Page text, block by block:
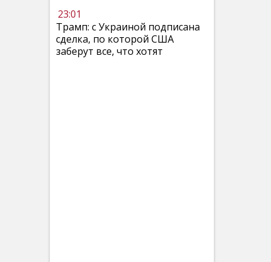
23:01
Трамп: с Украиной подписана
сделка, по которой США
заберут все, что хотят